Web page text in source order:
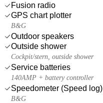
Fusion radio
GPS chart plotter
B&G
Outdoor speakers
Outside shower
Cockpit/stern, outside shower
Service batteries
140AMP + battery controller
Speedometer (Speed log)
B&G